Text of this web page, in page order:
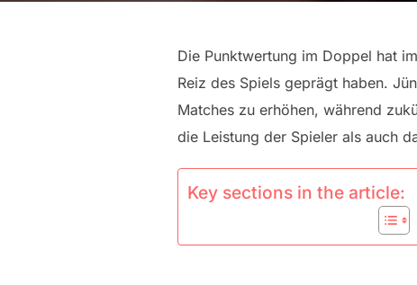
Die Punktwertung im Doppel hat
Reiz des Spiels geprägt haben.
Matches zu erhöhen, während
die Leistung der Spieler als auch
Key sections in the article: